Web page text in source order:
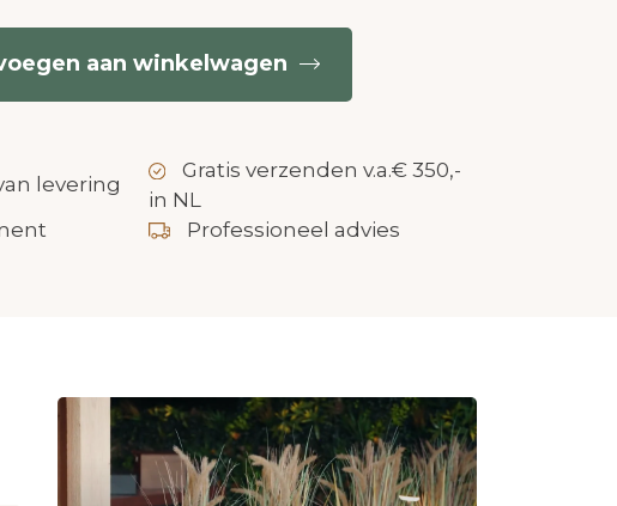
aan winkelwagen
levering
Gratis verzenden v.a.€ 350,-
in NL
Professioneel advies